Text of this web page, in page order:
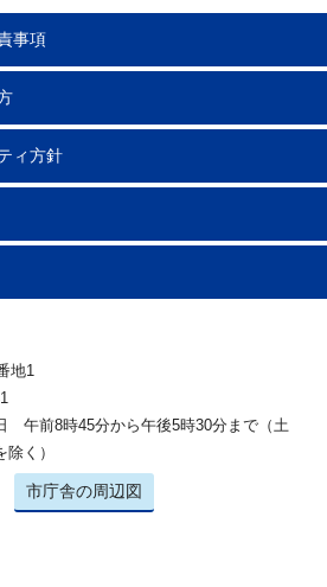
事項
ィ方針
地1
午前8時45分から午後5時30分まで（土
く）
市庁舎の周辺図